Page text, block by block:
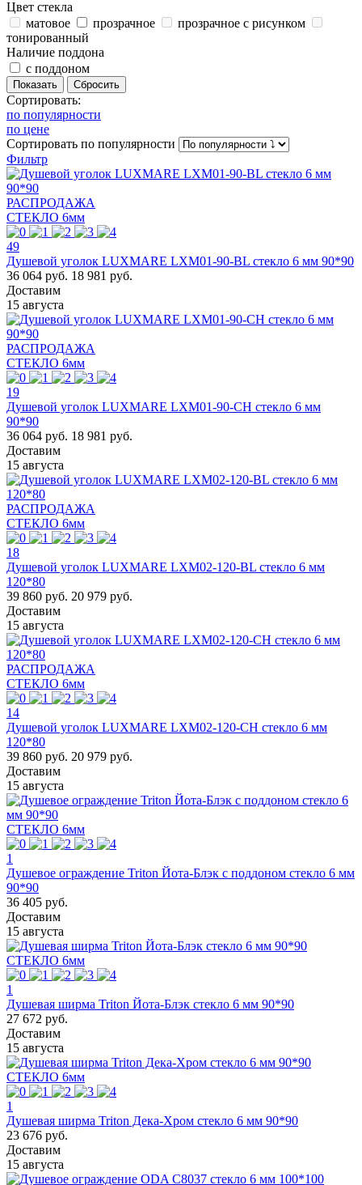
Цвет стекла
матовое
прозрачное
прозрачное с рисунком
тонированный
Наличие поддона
с поддоном
Сортировать:
по популярности
по цене
Сортировать по популярности
Фильтр
РАСПРОДАЖА
СТЕКЛО 6мм
49
Душевой уголок LUXMARE LXM01-90-BL стекло 6 мм 90*90
36 064 руб. 18 981 руб.
Доставим
15 августа
РАСПРОДАЖА
СТЕКЛО 6мм
19
Душевой уголок LUXMARE LXM01-90-CH стекло 6 мм
90*90
36 064 руб. 18 981 руб.
Доставим
15 августа
РАСПРОДАЖА
СТЕКЛО 6мм
18
Душевой уголок LUXMARE LXM02-120-BL стекло 6 мм
120*80
39 860 руб. 20 979 руб.
Доставим
15 августа
РАСПРОДАЖА
СТЕКЛО 6мм
14
Душевой уголок LUXMARE LXM02-120-CH стекло 6 мм
120*80
39 860 руб. 20 979 руб.
Доставим
15 августа
СТЕКЛО 6мм
1
Душевое ограждение Triton Йота-Блэк с поддоном стекло 6 мм
90*90
36 405 руб.
Доставим
15 августа
СТЕКЛО 6мм
1
Душевая ширма Triton Йота-Блэк стекло 6 мм 90*90
27 672 руб.
Доставим
15 августа
СТЕКЛО 6мм
1
Душевая ширма Triton Дека-Хром стекло 6 мм 90*90
23 676 руб.
Доставим
15 августа